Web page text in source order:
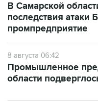
В Самарской
последствия атаки
промпредприятие
8 августа 06:42
Промышленное
области